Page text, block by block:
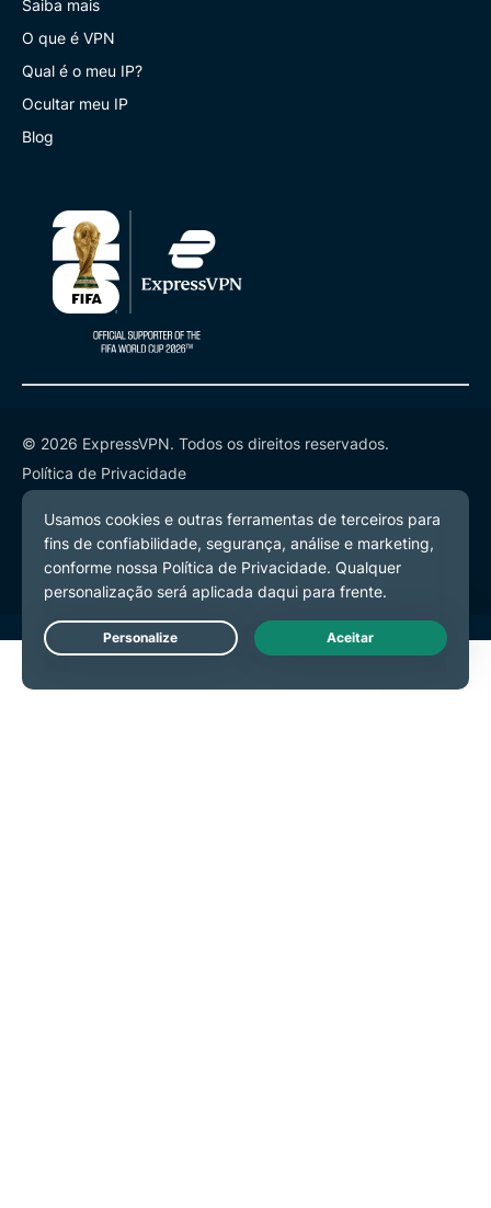
Saiba mais
O que é VPN
Qual é o meu IP?
Ocultar meu IP
Blog
© 2026 ExpressVPN. Todos os direitos reservados.
Política de Privacidade
Termos de Serviço
Preferências de Cookies
Live Chat